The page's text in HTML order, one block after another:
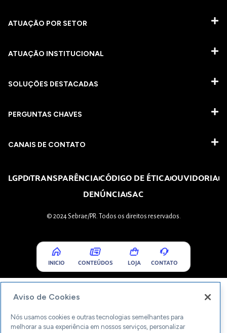
ATUAÇÃO POR SETOR
ATUAÇÃO INSTITUCIONAL
SOLUÇÕES DESTACADAS
PERGUNTAS CHAVES​
CANAIS DE CONTATO
LGPDTRANSPARÊNCIACÓDIGO DE ÉTICAOUVIDORIA
DENÚNCIASAC
© 2024 Sebrae/PR. Todos os direitos reservados.
INICIO CONTEÚDOS LOJA CONTATO
Aviso de Cookies
Nós usamos cookies e outras tecnologias semelhantes para
melhorar a sua experiência em nossos serviços, personalizar